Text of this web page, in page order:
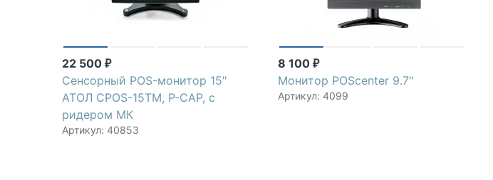
22 500 ₽
Сенсорный POS-монитор 15"
АТОЛ CPOS-15TM, P-CAP, с
ридером МК
Артикул: 40853
8 100₽
Монитор POScenter 9.7"
Артикул: 4099